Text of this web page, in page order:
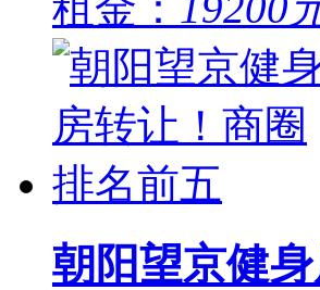
朝阳望京健